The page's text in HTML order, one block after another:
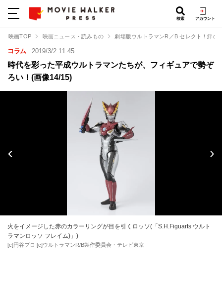
検索 アカウント
映画TOP 映画ニュース・読みもの 劇場版ウルトラマンR／B セレクト！絆の
コラム 2019/3/2 11:45
時代を彩った平成ウルトラマンたちが、フィギュアで勢ぞ
ろい！(画像14/15)
火をイメージした赤のカラーリングが目を引くロッソ(「S.H.Figuarts ウルト
ラマンロッソ フレイム)」)
[c]円谷プロ [c]ウルトラマンR/B製作委員会・テレビ東京